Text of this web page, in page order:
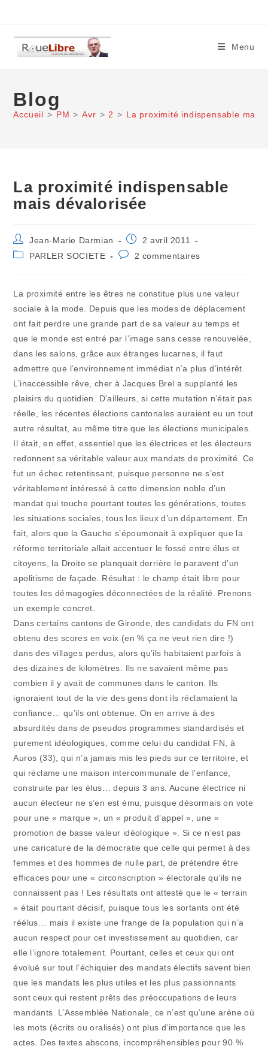
content
Menu
Blog
Accueil > PM > Avr > 2 > La proximité indispensable mais
La proximité indispensable
mais dévalorisée
Auteur/autrice
de
la
Jean-Marie Darmian
Publication
publiée :
2 avril 2011
PostPARLER SOCIETE
Commentaires
2 commentaires
La proximité entre les êtres ne constitue plus une valeur
sociale à la mode. Depuis que les modes de déplacement
ont fait perdre une grande part de sa valeur au temps et
que le monde est entré par l’image sans cesse renouvelée,
dans les salons, grâce aux étranges lucarnes, il faut
admettre que l’environnement immédiat n’a plus d’intérêt.
L’inaccessible rêve, cher à Jacques Brel a supplanté les
plaisirs du quotidien. D’ailleurs, si cette mutation n’était pas
réelle, les récentes élections cantonales auraient eu un tout
autre résultat, au même titre que les élections municipales.
Il était, en effet, essentiel que les électrices et les électeurs
redonnent sa véritable valeur aux mandats de proximité. Ce
fut un échec retentissant, puisque personne ne s’est
véritablement intéressé à cette dimension noble d’un
mandat qui touche pourtant toutes les générations, toutes
les situations sociales, tous les lieux d’un département. En
fait, alors que la Gauche s’époumonait à expliquer que la
réforme territoriale allait accentuer le fossé entre élus et
citoyens, la Droite se planquait derrière le paravent d’un
apolitisme de façade. Résultat : le champ était libre pour
toutes les démagogies déconnectées de la réalité. Prenons
un exemple concret.
Dans certains cantons de Gironde, des candidats du FN ont
obtenu des scores en voix (en % ça ne veut rien dire !)
dans des villages perdus, alors qu’ils habitaient parfois à
des dizaines de kilomètres. Ils ne savaient même pas
combien il y avait de communes dans le canton. Ils
ignoraient tout de la vie des gens dont ils réclamaient la
confiance… qu’ils ont obtenue. On en arrive à des
absurdités dans de pseudos programmes standardisés et
purement idéologiques, comme celui du candidat FN, à
Auros (33), qui n’a jamais mis les pieds sur ce territoire, et
qui réclame une maison intercommunale de l’enfance,
construite par les élus… depuis 3 ans. Aucune électrice ni
aucun électeur ne s’en est ému, puisque désormais on vote
pour une « marque », un « produit d’appel », une «
promotion de basse valeur idéologique ». Si ce n’est pas
une caricature de la démocratie que celle qui permet à des
femmes et des hommes de nulle part, de prétendre être
efficaces pour une « circonscription » électorale qu’ils ne
connaissent pas ! Les résultats ont attesté que le « terrain
» était pourtant décisif, puisque tous les sortants ont été
réélus… mais il existe une frange de la population qui n’a
aucun respect pour cet investissement au quotidien, car
elle l’ignore totalement. Pourtant, celles et ceux qui ont
évolué sur tout l’échiquier des mandats électifs savent bien
que les mandats les plus utiles et les plus passionnants
sont ceux qui restent prêts des préoccupations de leurs
mandants. L’Assemblée Nationale, ce n’est qu’une arène où
les mots (écrits ou oralisés) ont plus d’importance que les
actes. Des textes abscons, incompréhensibles pour 90 %